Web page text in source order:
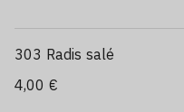
303 Radis salé
4,00 €